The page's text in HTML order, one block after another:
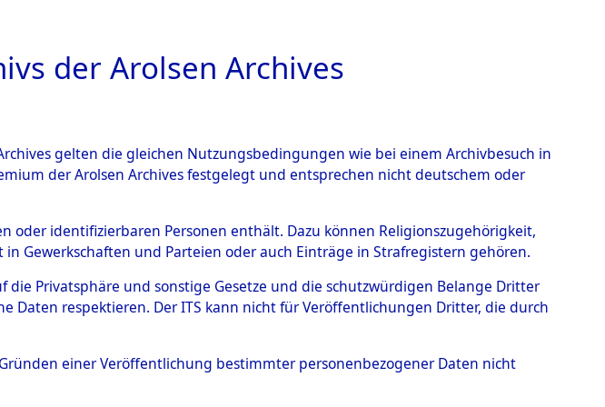
ÜBERSICHT BILD
bezüglich
→0016 (84625882)
der Arolsen Archives
gelten die gleichen Nutzungsbedingungen wie bei einem Archivbesuch in
der Arolsen Archives festgelegt und entsprechen nicht deutschem oder
oder identifizierbaren Personen enthält. Dazu können Religionszugehörigkeit,
Gewerkschaften und Parteien oder auch Einträge in Strafregistern gehören.
die Privatsphäre und sonstige Gesetze und die schutzwürdigen Belange Dritter
Daten respektieren. Der ITS kann nicht für Veröffentlichungen Dritter, die durch
einer Veröffentlichung bestimmter personenbezogener Daten nicht